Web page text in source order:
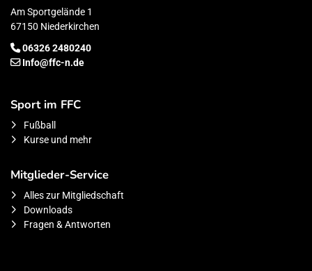
Am Sportgelände 1
67150 Niederkirchen
06326 2480240
Info@ffc-n.de
Sport im FFC
Fußball
Kurse und mehr
Mitglieder-Service
Alles zur Mitgliedschaft
Downloads
Fragen & Antworten